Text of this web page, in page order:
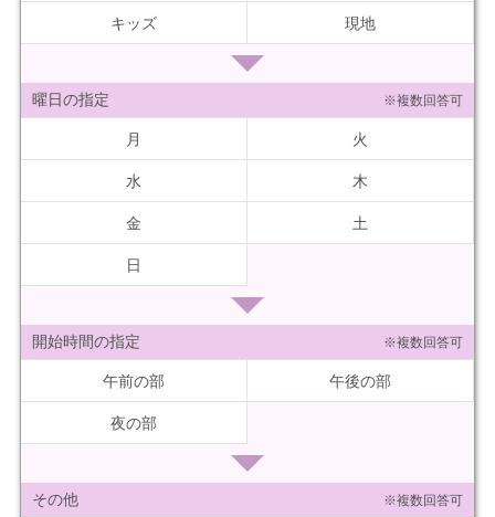
キッズ 現地
曜日の指定 ※複数回答可
月 火
水 木
金 土
日
開始時間の指定 ※複数回答可
午前の部 午後の部
夜の部
その他 ※複数回答可